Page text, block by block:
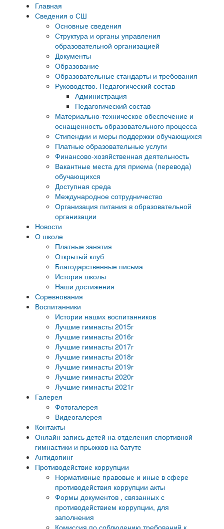
Главная
Сведения о СШ
Основные сведения
Структура и органы управления
образовательной организацией
Документы
Образование
Образовательные стандарты и требования
Руководство. Педагогический состав
Администрация
Педагогический состав
Материально-техническое обеспечение и
оснащенность образовательного процесса
Стипендии и меры поддержки обучающихся
Платные образовательные услуги
Финансово-хозяйственная деятельность
Вакантные места для приема (перевода)
обучающихся
Доступная среда
Международное сотрудничество
Организация питания в образовательной
организации
Новости
О школе
Платные занятия
Открытый клуб
Благодарственные письма
История школы
Наши достижения
Соревнования
Воспитанники
Истории наших воспитанников
Лучшие гимнасты 2015г
Лучшие гимнасты 2016г
Лучшие гимнасты 2017г
Лучшие гимнасты 2018г
Лучшие гимнасты 2019г
Лучшие гимнасты 2020г
Лучшие гимнасты 2021г
Галерея
Фотогалерея
Видеогалерея
Контакты
Онлайн запись детей на отделения спортивной
гимнастики и прыжков на батуте
Антидопинг
Противодействие коррупции
Нормативные правовые и иные в сфере
противодействия коррупции акты
Формы документов , связанных с
противодействием коррупции, для
заполнения
Комиссия по соблюдению требований к